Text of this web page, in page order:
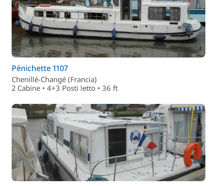
Pénichette 1107
Chenillé-Changé (Francia)
2 Cabine • 4+3 Posti letto • 36 ft